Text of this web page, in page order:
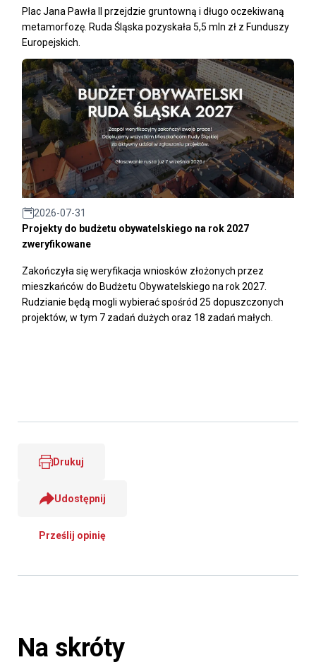
Plac Jana Pawła II przejdzie gruntowną i długo oczekiwaną
metamorfozę. Ruda Śląska pozyskała 5,5 mln zł z Funduszy
Europejskich.
2026-07-31
Projekty do budżetu obywatelskiego na rok 2027
zweryfikowane
Zakończyła się weryfikacja wniosków złożonych przez
mieszkańców do Budżetu Obywatelskiego na rok 2027.
Rudzianie będą mogli wybierać spośród 25 dopuszczonych
projektów, w tym 7 zadań dużych oraz 18 zadań małych.
Drukuj
Udostępnij
Prześlij opinię
Na skróty